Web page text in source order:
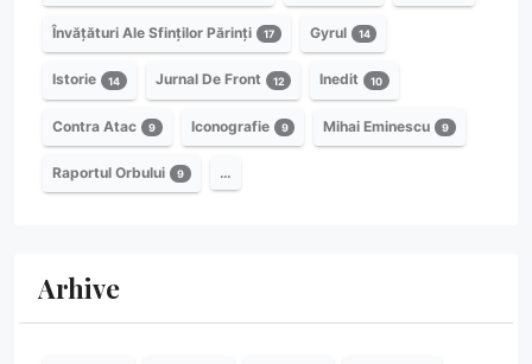
Învățături Ale Sfinților Părinți 17 Gyrul 14
Istorie 14 Jurnal De Front 12 Inedit 10
Contra Atac 9 Iconografie 9 Mihai Eminescu 9
Raportul Orbului 9 …
Arhive